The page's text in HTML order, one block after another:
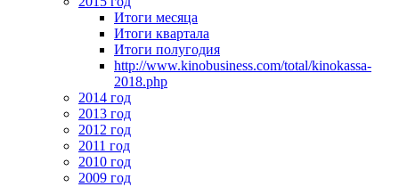
Итоги месяца
Итоги квартала
Итоги полугодия
http://www.kinobusiness.com/total/kinokassa-
2018.php
2014 год
2013 год
2012 год
2011 год
2010 год
2009 год